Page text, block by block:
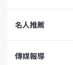
名人推薦
傳媒報導